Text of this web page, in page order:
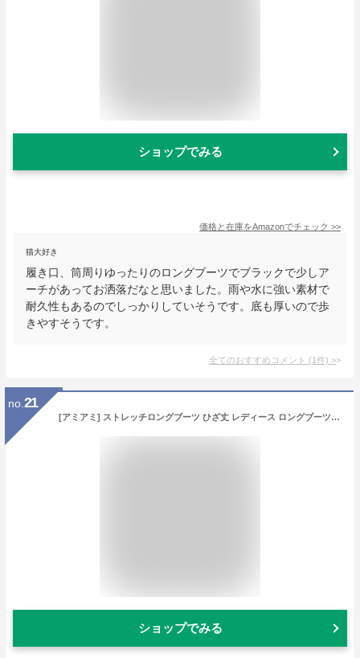
ショップでみる
価格と在庫をAmazonでチェック >>
猫大好き
履き口、筒周りゆったりのロングブーツでブラックで少しア
ーチがあってお洒落だなと思いました。雨や水に強い素材で
耐久性もあるのでしっかりしていそうです。底も厚いので歩
きやすそうです。
全てのおすすめコメント (1件) >
no. 21
[アミアミ] ストレッチロングブーツ ひざ丈 レディース ロングブーツ ニーハイブーツ ブーツ RI9100 (M(23.0cm～23.5cm), ブラック(スムース))
ショップでみる